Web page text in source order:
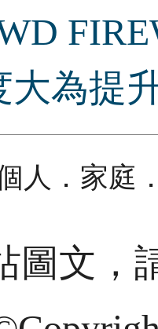
大為提
人．家庭
圖文，